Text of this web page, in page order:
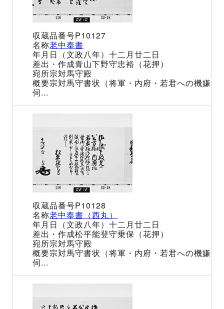
P10127
老中奉書
（文政八年）十二月廿二日
青山下野守忠裕（花押）
宗対馬守殿
宗対馬守書状（将軍・内府・若君への機嫌
伺...
P10128
老中奉書（西丸）
（文政八年）十二月廿二日
松平能登守乗保（花押）
宗対馬守殿
宗対馬守書状（将軍・内府・若君への機嫌
伺...